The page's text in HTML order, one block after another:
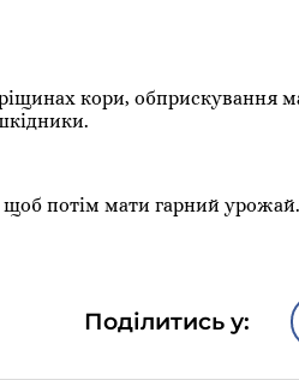
кори, обприскування
щоб потім мати гарний
Поділитись у: